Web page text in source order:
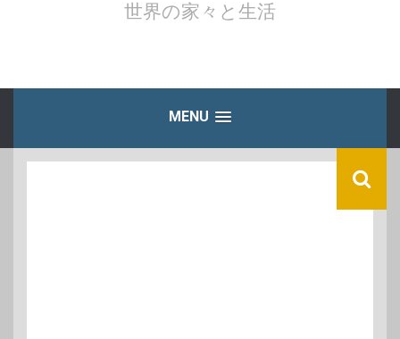
世界の家々と生活
MENU